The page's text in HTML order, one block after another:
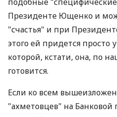
Президенте Ющенко и
"счастья" и при
этого ей придется просто
которой, кстати, она, по
готовится.
Если ко всем
"ахметовцев" на Банковой